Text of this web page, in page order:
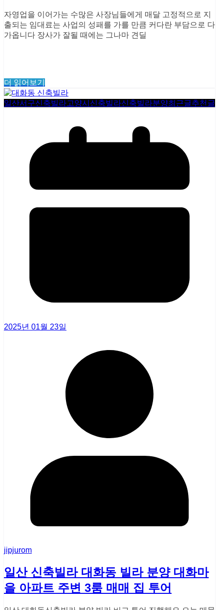
자영업을 이어가는 수많은 사장님들에게 매달 고정적으로 지
출되는 임대료는 사업의 성패를 가를 만큼 커다란 부담으로 다
가옵니다 장사가 잘될 때에는 그나마 견딜
더 읽어보기
일산서구신축빌라고양시신축빌라신축빌라분양최근글추천글
2025년 01월 23일
jipjurom
일산 신축빌라 대화동 빌라 분양 대화마
을 아파트 주변 3룸 매매 집 투어